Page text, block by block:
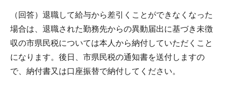
（回答）退職して給与から差引くことができなくなった
場合は、退職された勤務先からの異動届出に基づき未徴
収の市県民税については本人から納付していただくこと
になります。後日、市県民税の通知書を送付しますの
で、納付書又は口座振替で納付してください。